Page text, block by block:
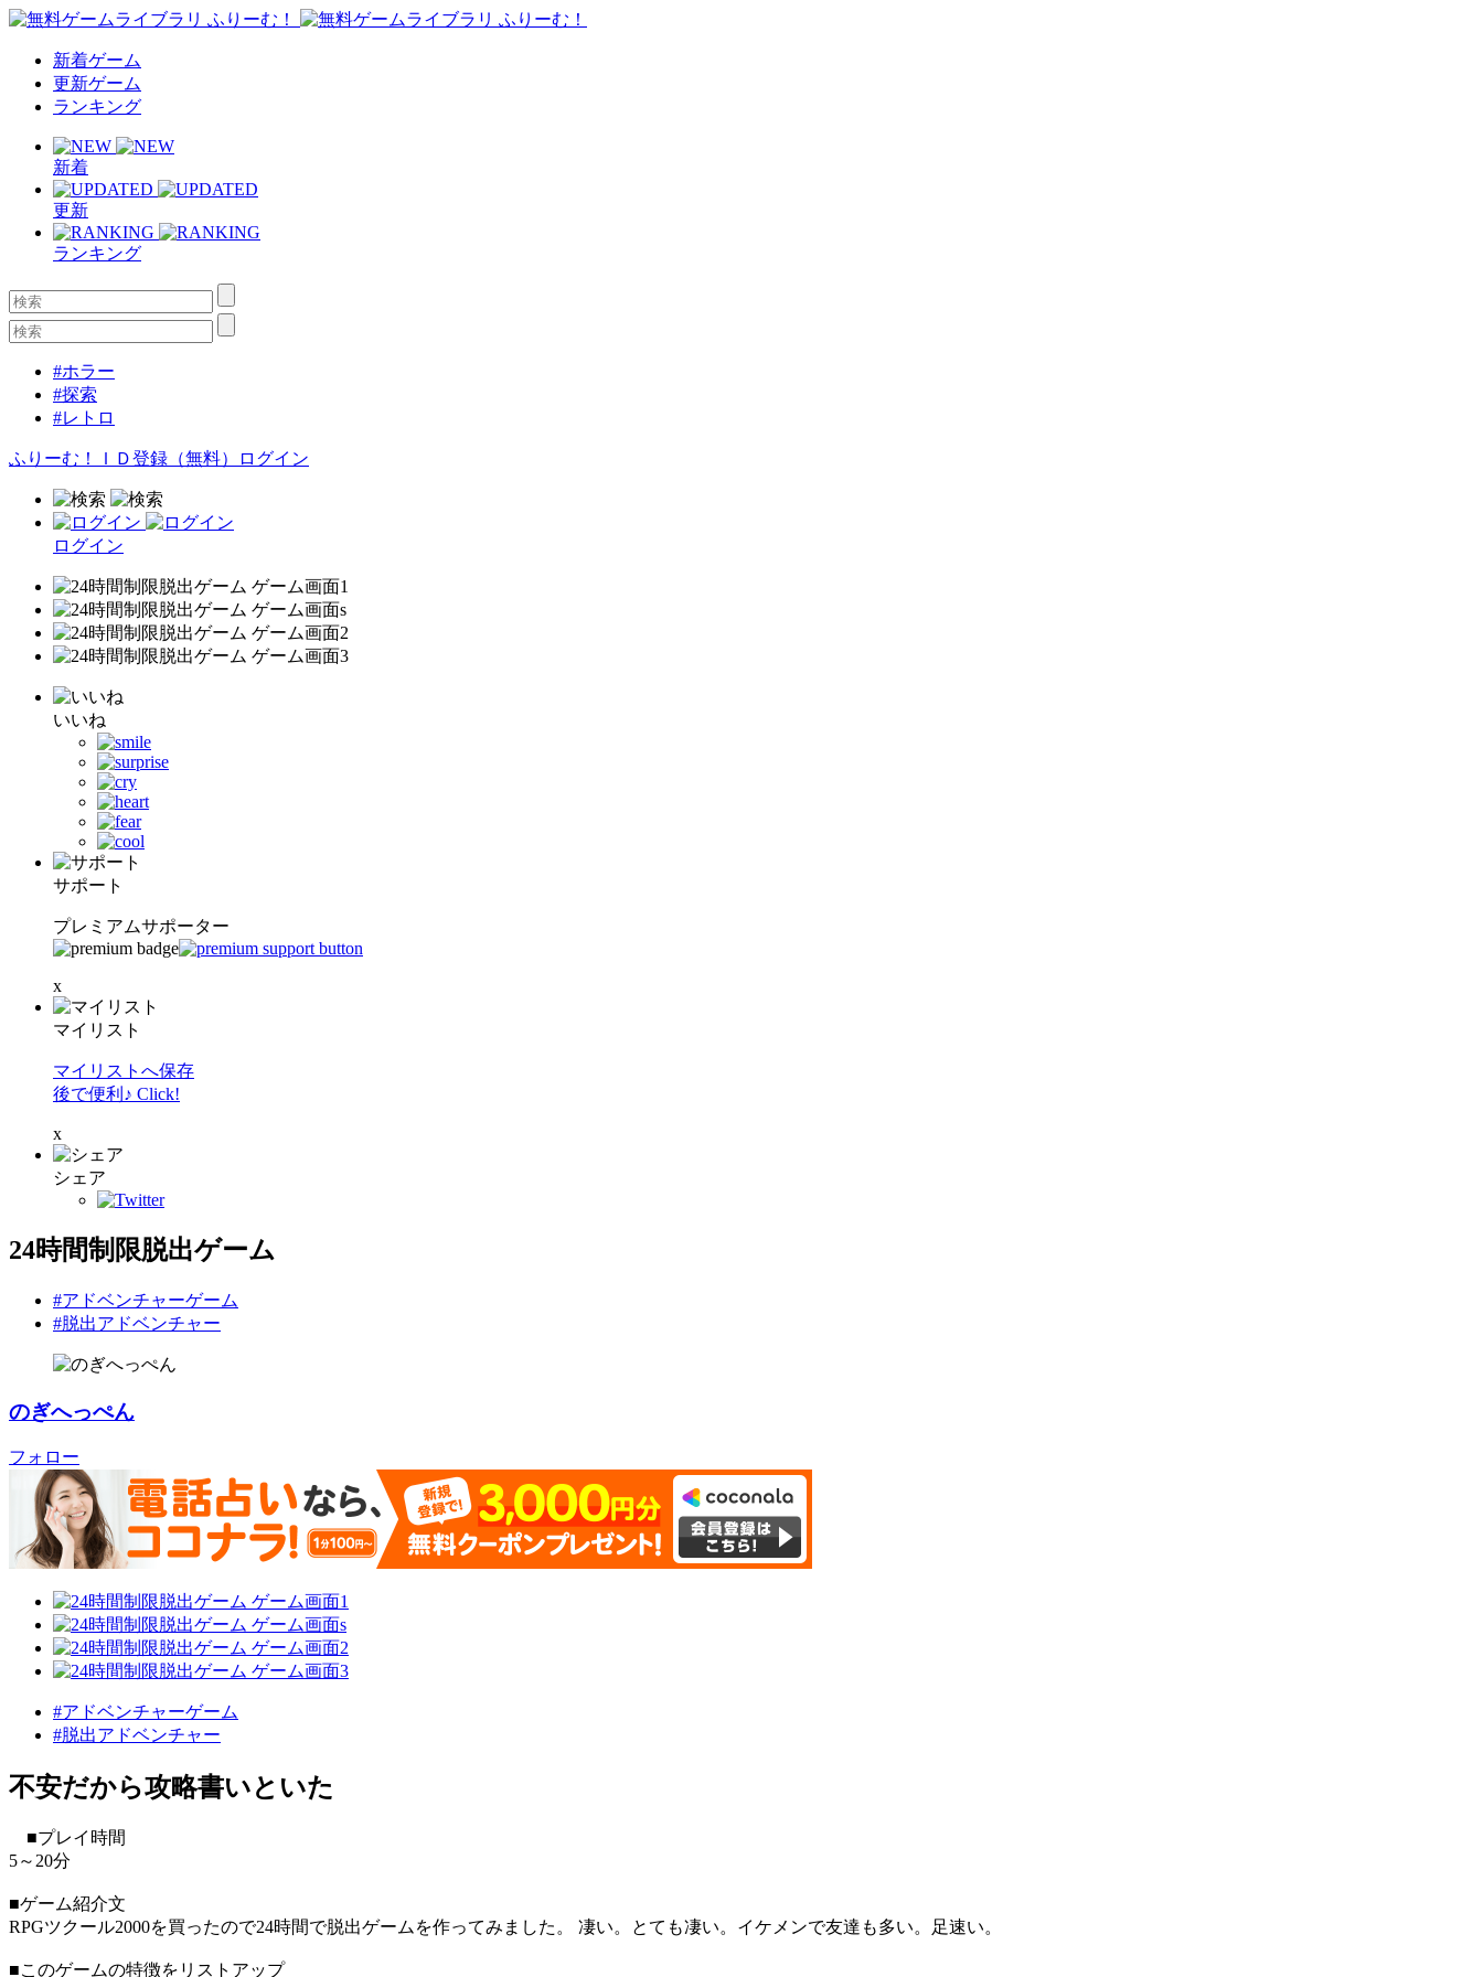
新着ゲーム
更新ゲーム
ランキング
新着
更新
ランキング
#ホラー
#探索
#レトロ
ふりーむ！ＩＤ登録（無料） ログイン
ログイン
いいね
サポート
プレミアムサポーター
x
マイリスト
マイリストへ保存
後で便利♪ Click!
x
シェア
24時間制限脱出ゲーム
#アドベンチャーゲーム
#脱出アドベンチャー
のぎへっぺん
フォロー
#アドベンチャーゲーム
#脱出アドベンチャー
不安だから攻略書いといた
■プレイ時間
5～20分
■ゲーム紹介文
RPGツクール2000を買ったので24時間で脱出ゲームを作ってみました。 凄い。とても凄い。イケメンで友達も多い。足速い。
■このゲームの特徴をリストアップ